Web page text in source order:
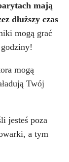
mają
dłuższy czas
mogą grać
mogą
Twój
jesteś poza
a tym